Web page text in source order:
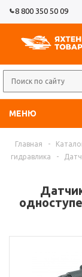
8 800 350 50 09
МЕНЮ
Главная -
гидравлика
-